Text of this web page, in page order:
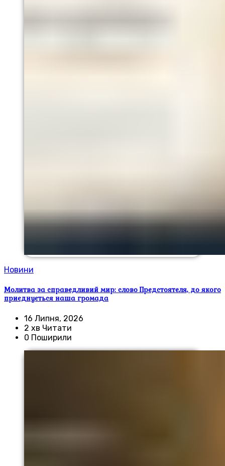
Новини
Молитва за справедливий мир: слово Предстоятеля, до якого
приєднується наша громада
16 Липня, 2026
2 хв Читати
0 Поширили